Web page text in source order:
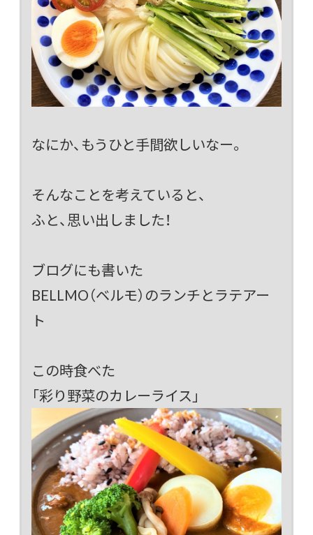
なにか、もうひと手間欲しいなー。
そんなことを考えていると、
ふと、思い出しました！
ブログにも書いた
BELLMO（ベルモ）のランチとラテアー
ト
この時食べた
「彩り野菜のカレーライス」